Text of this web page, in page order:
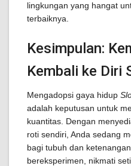
lingkungan yang hangat
terbaiknya.
Kesimpulan:
Kembali ke Diri
Mengadopsi gaya hidup
adalah keputusan untuk
kuantitas. Dengan
roti sendiri, Anda sedang
bagi tubuh dan
bereksperimen, nikmati